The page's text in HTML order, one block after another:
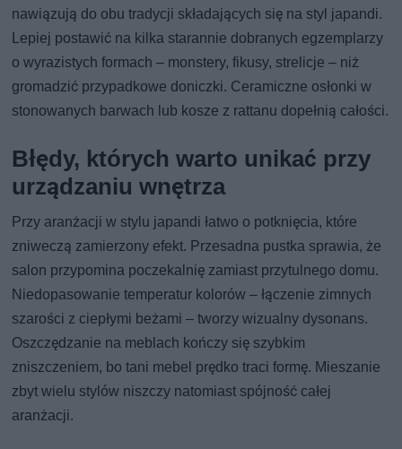
nawiązują do obu tradycji składających się na styl japandi.
Lepiej postawić na kilka starannie dobranych egzemplarzy
o wyrazistych formach – monstery, fikusy, strelicje – niż
gromadzić przypadkowe doniczki. Ceramiczne osłonki w
stonowanych barwach lub kosze z rattanu dopełnią całości.
Błędy, których warto unikać przy
urządzaniu wnętrza
Przy aranżacji w stylu japandi łatwo o potknięcia, które
zniweczą zamierzony efekt. Przesadna pustka sprawia, że
salon przypomina poczekalnię zamiast przytulnego domu.
Niedopasowanie temperatur kolorów – łączenie zimnych
szarości z ciepłymi beżami – tworzy wizualny dysonans.
Oszczędzanie na meblach kończy się szybkim
zniszczeniem, bo tani mebel prędko traci formę. Mieszanie
zbyt wielu stylów niszczy natomiast spójność całej
aranżacji.